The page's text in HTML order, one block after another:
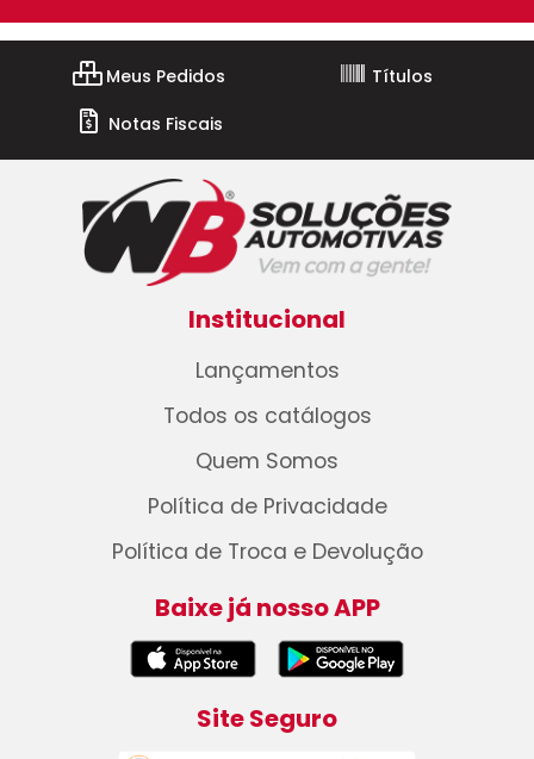
Meus Pedidos
Títulos
Notas Fiscais
Institucional
Lançamentos
Todos os catálogos
Quem Somos
Política de Privacidade
Política de Troca e Devolução
Baixe já nosso APP
Site Seguro